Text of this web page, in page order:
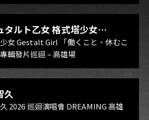
小庫
タルト乙女 格式塔少女
Girl
女 Gestalt Girl 「働くこと、休むこ
輯發片巡迴 – 高雄場
久
2026 巡迴演唱會 DREAMING 高雄